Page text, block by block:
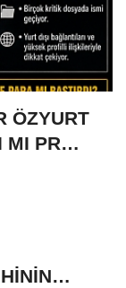
ÖZYURT
MI PR